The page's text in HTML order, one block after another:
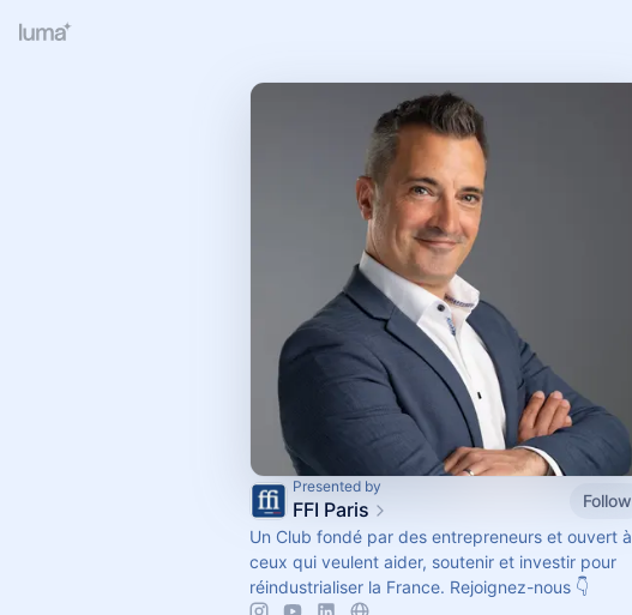
Presented by
FFI Paris
Follow
Un Club fondé par des entrepreneurs et ouvert à
ceux qui veulent aider, soutenir et investir pour
réindustrialiser la France. Rejoignez-nous 👇